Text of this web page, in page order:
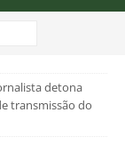
detona
transmissão do